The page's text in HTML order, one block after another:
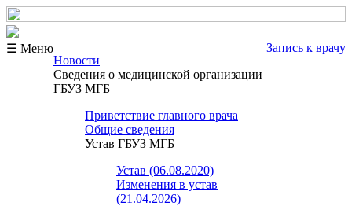
☰ Меню
Запись к врачу
Новости
Сведения о медицинской организации
ГБУЗ МГБ
Приветствие главного врача
Общие сведения
Устав ГБУЗ МГБ
Устав (06.08.2020)
Изменения в устав
(21.04.2026)